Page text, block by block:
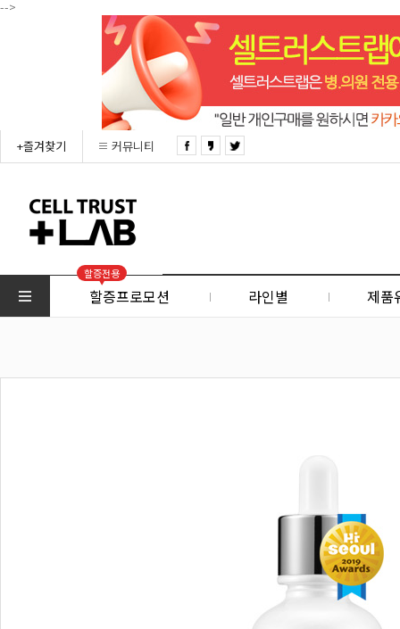
-->
+즐겨찾기 커뮤니티
할증전용
할증프로모션 라인별 제품